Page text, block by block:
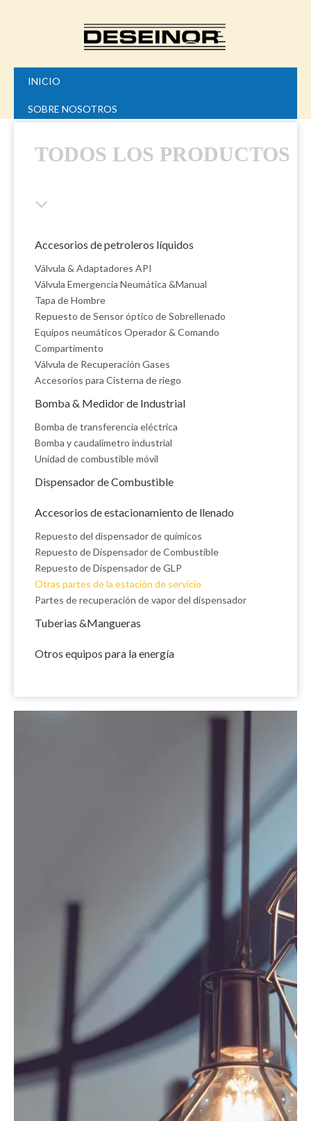
INICIO
SOBRE NOSOTROS
NOTICIAS
TODOS LOS PRODUCTOS
Accesorios de petroleros líquidos
Válvula & Adaptadores API
Válvula Emergencia Neumática &Manual
Tapa de Hombre
Repuesto de Sensor óptico de Sobrellenado
Equipos neumáticos Operador & Comando
Compartimento
Válvula de Recuperación Gases
Accesorios para Cisterna de riego
Bomba & Medidor de Industrial
Bomba de transferencia eléctrica
Bomba y caudalímetro industrial
Unidad de combustible móvil
Dispensador de Combustible
Accesorios de estacionamiento de llenado
Repuesto del dispensador de químicos
Repuesto de Dispensador de Combustible
Repuesto de Dispensador de GLP
Otras partes de la estación de servicio
Partes de recuperación de vapor del dispensador
Tuberias &Mangueras
Otros equipos para la energía